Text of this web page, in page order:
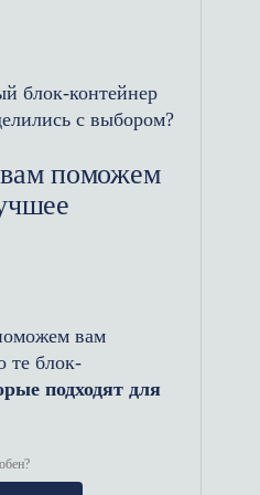
выполняется
листа.
контроля и
металлический
усиленные
сохраняется за
негорючего
летом мощная
вентиляция
двигателей.
блок-контейнер
с выбором?
поможем
вам
те блок-
подходят для